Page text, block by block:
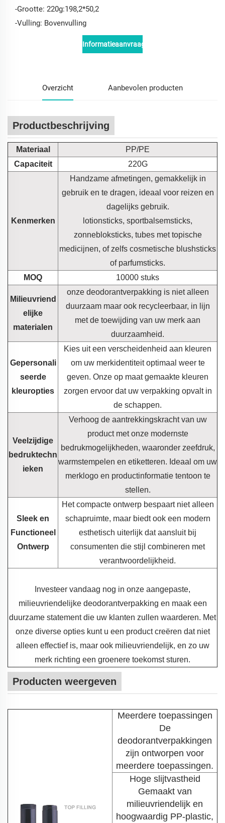
-Grootte: 220g:198,2*50,2
-Vulling: Bovenvulling
Informatieaanvraag
Overzicht Aanbevolen producten
Productbeschrijving
Materiaal
PP/PE
Capaciteit
220G
Kenmerken
Handzame afmetingen, gemakkelijk in
gebruik en te dragen, ideaal voor reizen en
dagelijks gebruik.
lotionsticks, sportbalsemsticks,
zonnebloksticks, tubes met topische
medicijnen, of zelfs cosmetische blushsticks
of parfumsticks.
MOQ
10000 stuks
Milieuvriend
elijke
materialen
onze deodorantverpakking is niet alleen
duurzaam maar ook recycleerbaar, in lijn
met de toewijding van uw merk aan
duurzaamheid.
Gepersonali
seerde
kleuropties
Kies uit een verscheidenheid aan kleuren
om uw merkidentiteit optimaal weer te
geven. Onze op maat gemaakte kleuren
zorgen ervoor dat uw verpakking opvalt in
de schappen.
Veelzijdige
bedruktechn
ieken
Verhoog de aantrekkingskracht van uw
product met onze modernste
bedrukmogelijkheden, waaronder zeefdruk,
warmstempelen en etiketteren. Ideaal om uw
merklogo en productinformatie tentoon te
stellen.
Sleek en
Functioneel
Ontwerp
Het compacte ontwerp bespaart niet alleen
schapruimte, maar biedt ook een modern
esthetisch uiterlijk dat aansluit bij
consumenten die stijl combineren met
verantwoordelijkheid.
Investeer vandaag nog in onze aangepaste,
milieuvriendelijke deodorantverpakking en maak een
duurzame statement die uw klanten zullen waarderen. Met
onze diverse opties kunt u een product creëren dat niet
alleen effectief is, maar ook milieuvriendelijk, en zo uw
merk richting een groenere toekomst sturen.
Producten weergeven
Meerdere toepassingen
De
deodorantverpakkingen
zijn ontworpen voor
meerdere toepassingen.
Hoge slijtvastheid
Gemaakt van
milieuvriendelijk en
hoogwaardig PP-plastic,